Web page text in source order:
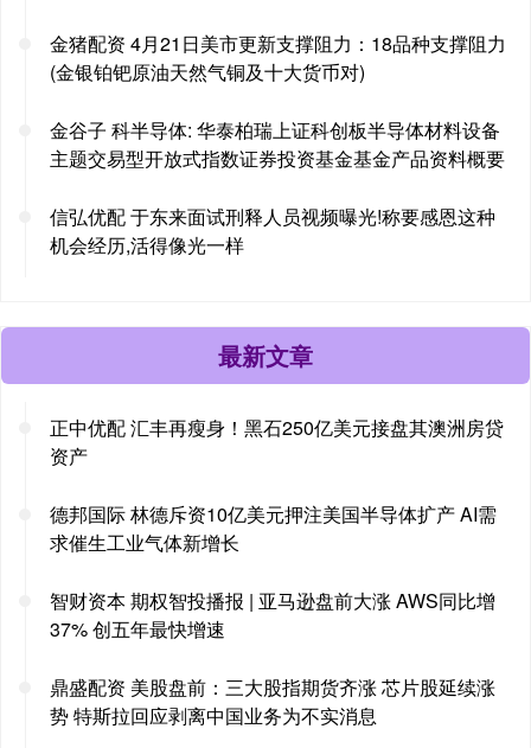
金猪配资 4月21日美市更新支撑阻力：18品种支撑阻力
(金银铂钯原油天然气铜及十大货币对)
金谷子 科半导体: 华泰柏瑞上证科创板半导体材料设备
主题交易型开放式指数证券投资基金基金产品资料概要
信弘优配 于东来面试刑释人员视频曝光!称要感恩这种
机会经历,活得像光一样
最新文章
正中优配 汇丰再瘦身！黑石250亿美元接盘其澳洲房贷
资产
德邦国际 林德斥资10亿美元押注美国半导体扩产 AI需
求催生工业气体新增长
智财资本 期权智投播报 | 亚马逊盘前大涨 AWS同比增
37% 创五年最快增速
鼎盛配资 美股盘前：三大股指期货齐涨 芯片股延续涨
势 特斯拉回应剥离中国业务为不实消息